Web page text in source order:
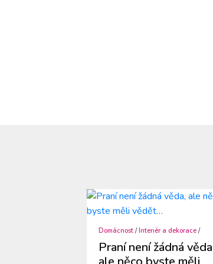
Domácnost /Interiér a dekorace /
Praní není žádná